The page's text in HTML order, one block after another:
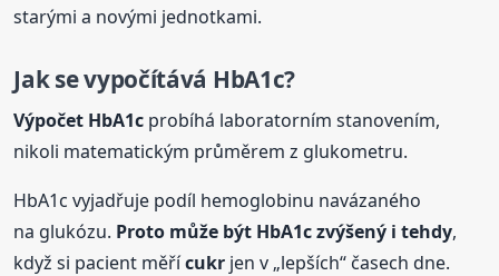
starými a novými jednotkami.
Jak se vypočítává HbA1c?
Výpočet HbA1c probíhá laboratorním stanovením,
nikoli matematickým průměrem z glukometru.
HbA1c vyjadřuje podíl hemoglobinu navázaného
na glukózu. Proto může být HbA1c zvýšený i tehdy,
když si pacient měřícukr jen v „lepších“ časech dne.